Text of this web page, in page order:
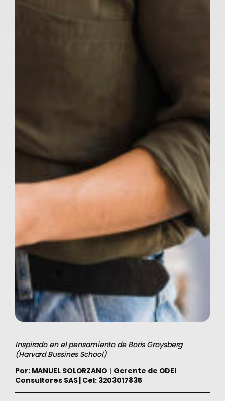
Inspirado en el pensamiento de Boris Groysberg
(Harvard Bussines School)
Por: MANUEL SOLORZANO | Gerente de ODEI
Consultores SAS | Cel: 3203017835